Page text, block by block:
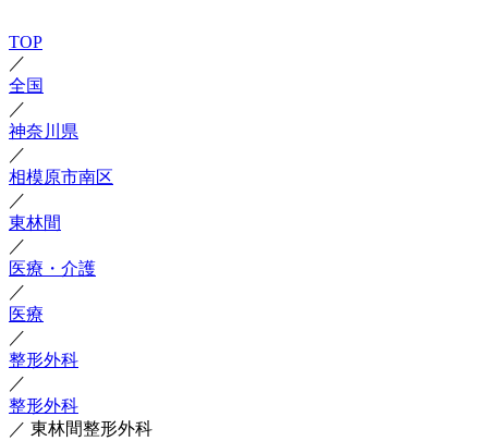
TOP
／
全国
／
神奈川県
／
相模原市南区
／
東林間
／
医療・介護
／
医療
／
整形外科
／
整形外科
／ 東林間整形外科